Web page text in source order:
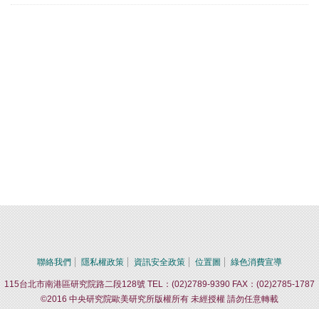
聯絡我們 隱私權政策 資訊安全政策 位置圖 綠色消費宣導
115台北市南港區研究院路二段128號 TEL：(02)2789-9390 FAX：(02)2785-1787
©2016 中央研究院歐美研究所版權所有 未經授權 請勿任意轉載